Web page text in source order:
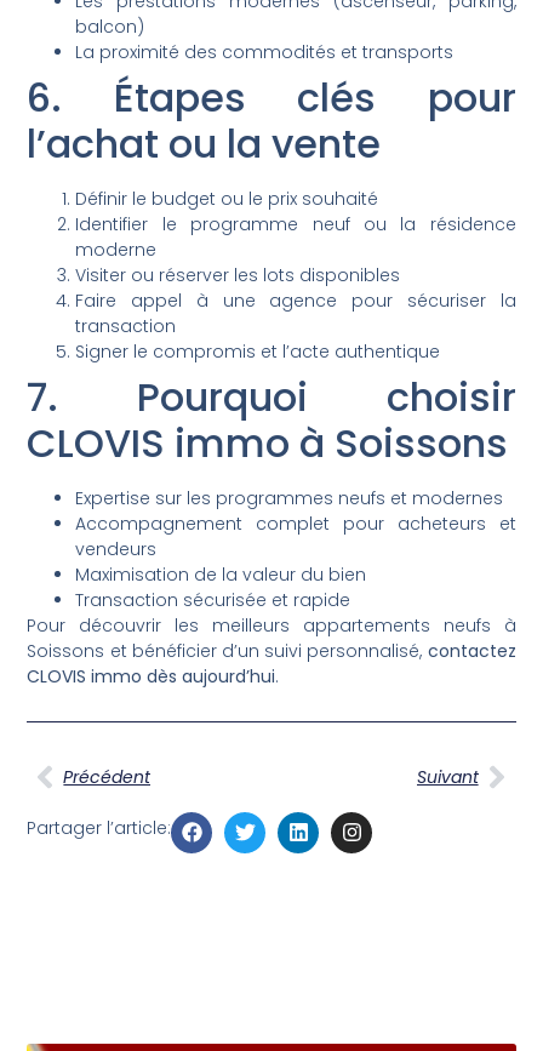
balcon)
La proximité des commodités et transports
6. Étapes clés pour
l’achat ou la vente
Définir le budget ou le prix souhaité
Identifier le programme neuf ou la résidence
moderne
Visiter ou réserver les lots disponibles
Faire appel à une agence pour sécuriser la
transaction
Signer le compromis et l’acte authentique
7. Pourquoi choisir
CLOVIS immo à Soissons
Expertise sur les programmes neufs et modernes
Accompagnement complet pour acheteurs et
vendeurs
Maximisation de la valeur du bien
Transaction sécurisée et rapide
Pour découvrir les meilleurs appartements neufs à
Soissons et bénéficier d’un suivi personnalisé, contactez
CLOVIS immo dès aujourd’hui.
Précédent Suivant
Partager l’article: